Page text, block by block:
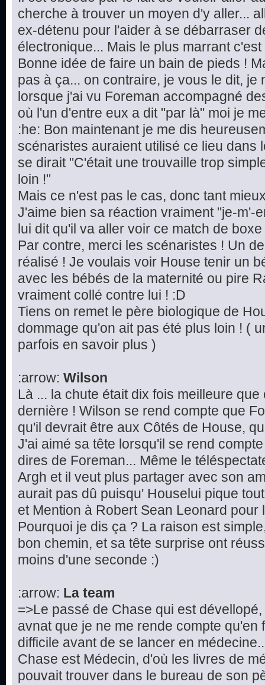
cherche à trouver un moyen d'y aller...
ex-détenu pour l'aider à se débarraser
électronique... Mais le plus marrant
Bonne idée de faire un bain de pieds !
pas à ça... on contraire, je vous le dit, je
lorsque j'ai vu Foreman accompagné
où l'un d'entre eux a dit "par là" moi je
:he: Bon maintenant je me dis
scénaristes auraient utilisé ce lieu dans
se dirait "C'était une trouvaille trop
loin !"
Mais ce n'est pas le cas, donc tant
J'aime bien sa réaction vraiment "je-m'-
lui dit qu'il va aller voir ce match de boxe
Par contre, merci les scénaristes ! Un
réalisé ! Je voulais voir House tenir un
avec les bébés de la maternité ou pire
vraiment collé contre lui ! :D
Tiens on remet le père biologique de
dommage qu'on ait pas été plus loin ! (
parfois en savoir plus )
:arrow: Wilson
Là ... la chute était dix fois meilleure
dernière ! Wilson se rend compte que
qu'il devrait être aux Côtés de House,
J'ai aimé sa tête lorsqu'il se rend
dires de Foreman... Même le
Argh et il veut plus partager avec son
aurait pas dû puisqu' Houselui pique
et Mention à Robert Sean Leonard pour
Pourquoi je dis ça ? La raison est
bon chemin, et sa tête surprise ont
moins d'une seconde :)
:arrow: La team
=>Le passé de Chase qui est
avnat que je ne me rende compte qu'en
difficile avant de se lancer en
Chase est Médecin, d'où les livres de
pouvait trouver dans le bureau de son